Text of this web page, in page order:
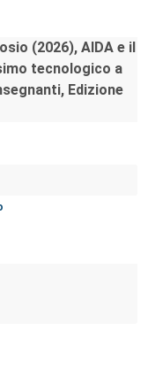
(2026), AIDA e il
tecnologico a
Edizione